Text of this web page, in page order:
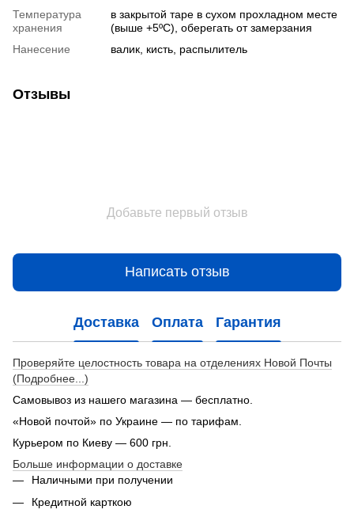
Температура
хранения
в закрытой таре в сухом прохладном месте
(выше +5ºC), оберегать от замерзания
Нанесение
валик, кисть, распылитель
Отзывы
Добавьте первый отзыв
Написать отзыв
Доставка Оплата Гарантия
Проверяйте целостность товара на отделениях Новой Почты
(Подробнее...)
Самовывоз из нашего магазина — бесплатно.
«Новой почтой» по Украине — по тарифам.
Курьером по Киеву — 600 грн.
Больше информации о доставке
Наличными при получении
Кредитной карткою